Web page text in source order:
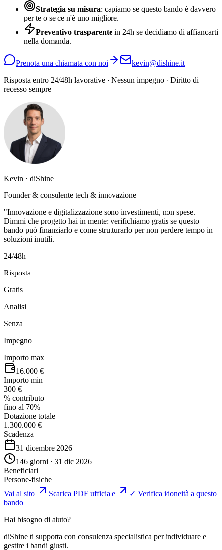
Strategia su misura: capiamo se questo bando è davvero
per te o se ce n'è uno migliore.
Preventivo trasparente in 24h se decidiamo di affiancarti
nella domanda.
Prenota una chiamata con noi
kevin@dishine.it
Risposta entro 24/48h lavorative · Nessun impegno · Diritto di
recesso sempre
Kevin · diShine
Founder & consulente tech & innovazione
"Innovazione e digitalizzazione sono investimenti, non spese.
Dimmi che progetto hai in mente: verifichiamo gratis se questo
bando può finanziarlo e come strutturarlo per non perdere tempo in
soluzioni inutili.
24/48h
Risposta
Gratis
Analisi
Senza
Impegno
Importo max
16.000 €
Importo min
300 €
% contributo
fino al 70%
Dotazione totale
1.300.000 €
Scadenza
31 dicembre 2026
146 giorni · 31 dic 2026
Beneficiari
Persone-fisiche
Vai al sito
Scarica PDF ufficiale
✓ Verifica idoneità a questo
bando
Hai bisogno di aiuto?
diShine ti supporta con consulenza specialistica per individuare e
gestire i bandi giusti.